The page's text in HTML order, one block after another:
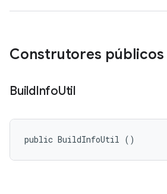
Construtores públicos
BuildInfoUtil
public BuildInfoUtil ()